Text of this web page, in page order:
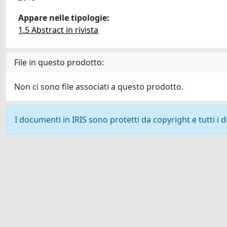
Appare nelle tipologie:
1.5 Abstract in rivista
File in questo prodotto:
Non ci sono file associati a questo prodotto.
I documenti in IRIS sono protetti da copyright e tutti i